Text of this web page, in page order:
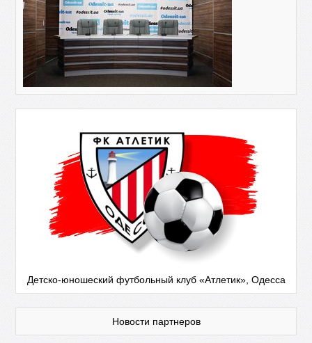
Детско-юношеский футбольный клуб «Атлетик», Одесса
Новости партнеров